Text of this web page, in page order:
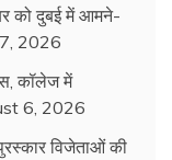
को दुबई में आमने-
2026
कॉलेज में
6, 2026
विजेताओं की